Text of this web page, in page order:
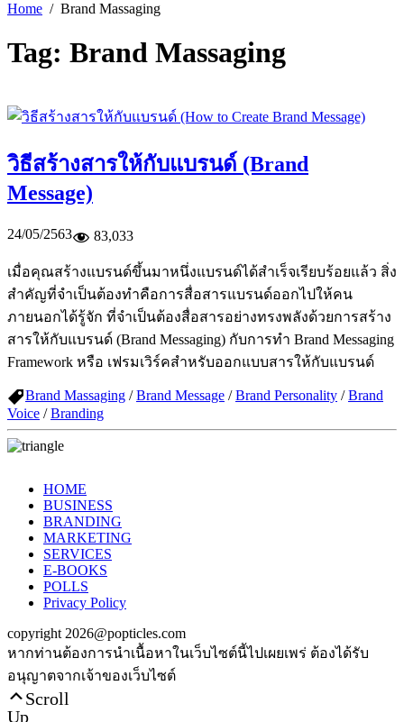
Home Brand Massaging
Tag: Brand Massaging
วิธีสร้างสารให้กับแบรนด์ (Brand
Message)
24/05/2563 83,033
เมื่อคุณสร้างแบรนด์ขึ้นมาหนึ่งแบรนด์ได้สำเร็จเรียบร้อยแล้ว สิ่ง
สำคัญที่จำเป็นต้องทำคือการสื่อสารแบรนด์ออกไปให้คน
ภายนอกได้รู้จัก ที่จำเป็นต้องสื่อสารอย่างทรงพลังด้วยการสร้าง
สารให้กับแบรนด์ (Brand Messaging) กับการทำ Brand Messaging
Framework หรือ เฟรมเวิร์คสำหรับออกแบบสารให้กับแบรนด์
Brand Massaging /Brand Message /Brand Personality /Brand
Voice /Branding
HOME
BUSINESS
BRANDING
MARKETING
SERVICES
E-BOOKS
POLLS
Privacy Policy
copyright 2026@popticles.com
หากท่านต้องการนำเนื้อหาในเว็บไซต์นี้ไปเผยเพร่ ต้องได้รับ
อนุญาตจากเจ้าของเว็บไซต์
Scroll
Up